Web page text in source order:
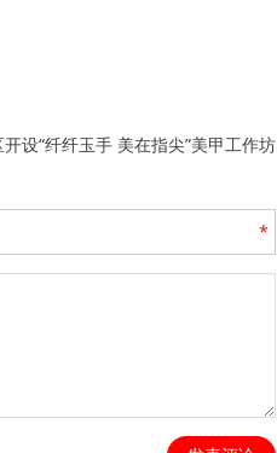
设“纤纤玉手 美在指尖”美甲工作坊
*